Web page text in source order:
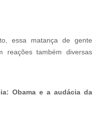
essa matança de gente
reações também diversas
Obama e a audácia da